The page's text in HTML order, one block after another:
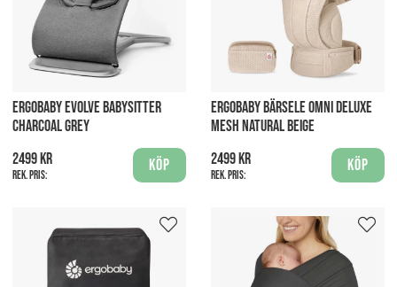
ERGOBABY EVOLVE BABYSITTER
CHARCOAL GREY
2499 kr
Rek. pris:
Köp
ERGOBABY BÄRSELE OMNI DELUXE
MESH NATURAL BEIGE
2499 kr
Rek. pris:
Köp